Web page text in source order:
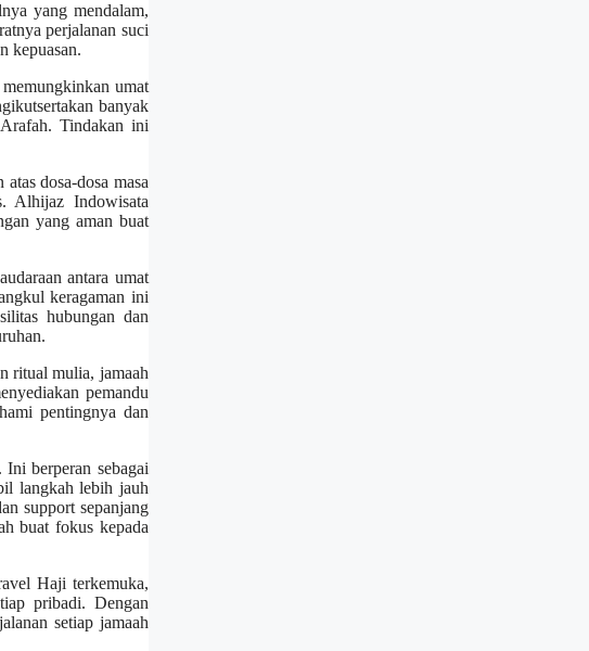
yang mendalam,
perjalanan suci
kepuasan.
umat
banyak
Tindakan ini
dosa-dosa masa
Alhijaz Indowisata
yang aman buat
antara umat
keragaman ini
hubungan dan
ritual mulia, jamaah
pemandu
pentingnya dan
berperan sebagai
langkah lebih jauh
support sepanjang
buat fokus kepada
Haji terkemuka,
pribadi. Dengan
setiap jamaah